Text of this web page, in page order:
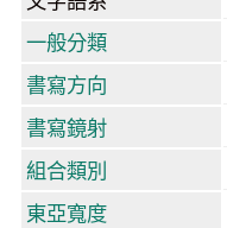
一般分類
書寫方向
書寫鏡射
組合類別
東亞寬度